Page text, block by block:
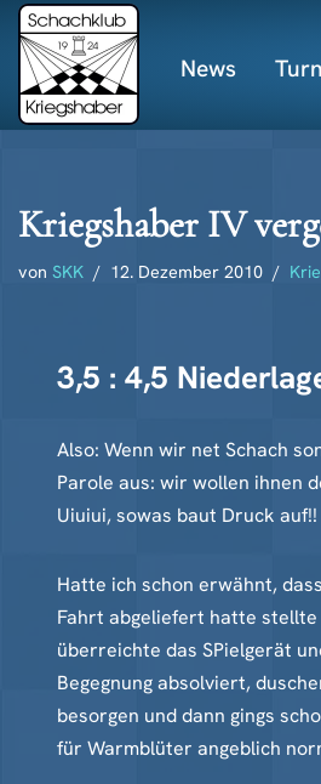
Zum
Inhalt
springen
News
Kriegshaber IV
von SKK 12. Dezember 2010
3,5 : 4,5
Also: Wenn wir net Schach
Parole aus: wir wollen ihnen
Uiuiui, sowas baut Druck auf!!
Hatte ich schon erwähnt,
Fahrt abgeliefert hatte stellte
überreichte das SPielgerät
Begegnung absolviert,
besorgen und dann gings
für Warmblüter angeblich